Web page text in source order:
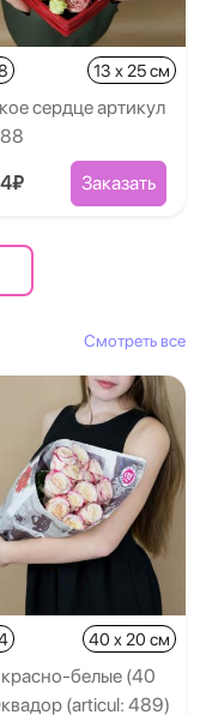
13 x 25 см
сердце артикул
Заказать
Смотреть все
40 x 20 см
белые (40
(articul: 489)